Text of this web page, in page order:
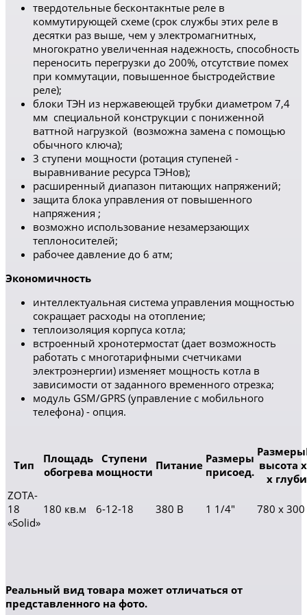
твердотельные бесконтакнтые реле в
коммутирующей схеме (срок службы этих реле в
десятки раз выше, чем у электромагнитных,
многократно увеличенная надежность, способность
переносить перегрузки до 200%, отсутствие помех
при коммутации, повышенное быстродействие
реле);
блоки ТЭН из нержавеющей трубки диаметром 7,4
мм специальной конструкции с пониженной
ваттной нагрузкой (возможна замена с помощью
обычного ключа);
3 ступени мощности (ротация ступеней -
выравнивание ресурса ТЭНов);
расширенный диапазон питающих напряжений;
защита блока управления от повышенного
напряжения ;
возможно использование незамерзающих
теплоносителей;
рабочее давление до 6 атм;
Экономичность
интеллектуальная система управления мощностью
сокращает расходы на отопление;
теплоизоляция корпуса котла;
встроенный хронотермостат (дает возможность
работать с многотарифными счетчиками
электроэнергии) изменяет мощность котла в
зависимости от заданного временного отрезка;
модуль GSM/GPRS (управление с мобильного
телефона) - опция.
Тип
Площадь
обогрева
Cтупени
мощности Питание Размеры
присоед.
Размеры
высота
х
ZOTA-
18
«Solid»
180 кв.м 6-12-18 380 В 1 1/4" 780 x
Реальный вид товара может отличаться от
представленного на фото.